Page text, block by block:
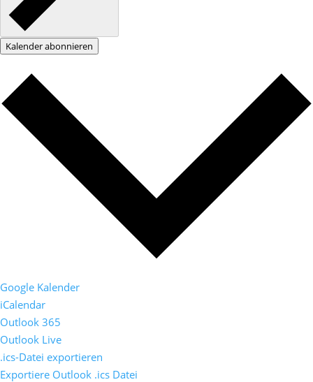
Kalender abonnieren
Google Kalender
iCalendar
Outlook 365
Outlook Live
.ics-Datei exportieren
Exportiere Outlook .ics Datei